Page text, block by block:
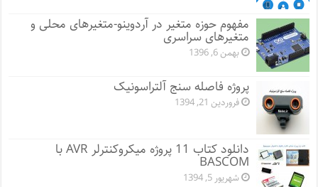
مفهوم حوزه متغیر در آردوینو-متغیرهای محلی و
متغیرهای سراسری
بهمن 6, 1396
پروژه فاصله سنج آلتراسونیک
فروردین 21, 1394
دانلود کتاب 11 پروژه میکروکنترلر AVR با
BASCOM
شهریور 5, 1394